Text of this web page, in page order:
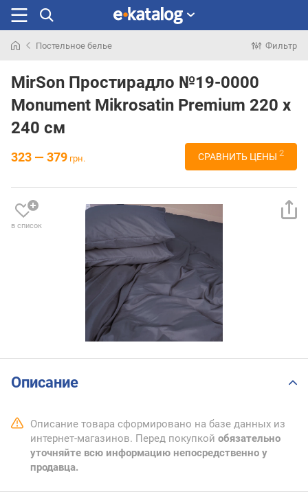
раньше
Постельное белье Фильтр
MirSon Простирадло №19-0000
Monument Mikrosatin Premium 220 х
240 см
323 — 379 грн. СРАВНИТЬ ЦЕНЫ 2
в список
Описание
Описание товара сформировано на базе данных из
интернет-магазинов. Перед покупкой обязательно
уточняйте всю информацию непосредственно у
продавца.